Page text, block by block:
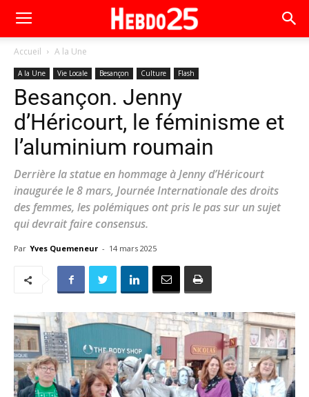
Accueil A la Une
A la Une Vie Locale Besançon Culture Flash
Besançon. Jenny
d’Héricourt, le féminisme et
l’aluminium roumain
Derrière la statue en hommage à Jenny d’Héricourt
inaugurée le 8 mars, Journée Internationale des droits
des femmes, les polémiques ont pris le pas sur un sujet
qui devrait faire consensus.
Par Yves Quemeneur - 14 mars 2025